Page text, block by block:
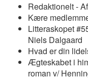
Redaktionelt -
Kære
Litteraskopet
Niels Dalgaard
Hvad er din
Ægteskabet i
roman v/